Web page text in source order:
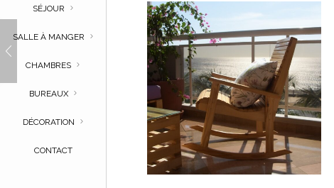
SÉJOUR
SALLE À MANGER
CHAMBRES
BUREAUX
DÉCORATION
CONTACT